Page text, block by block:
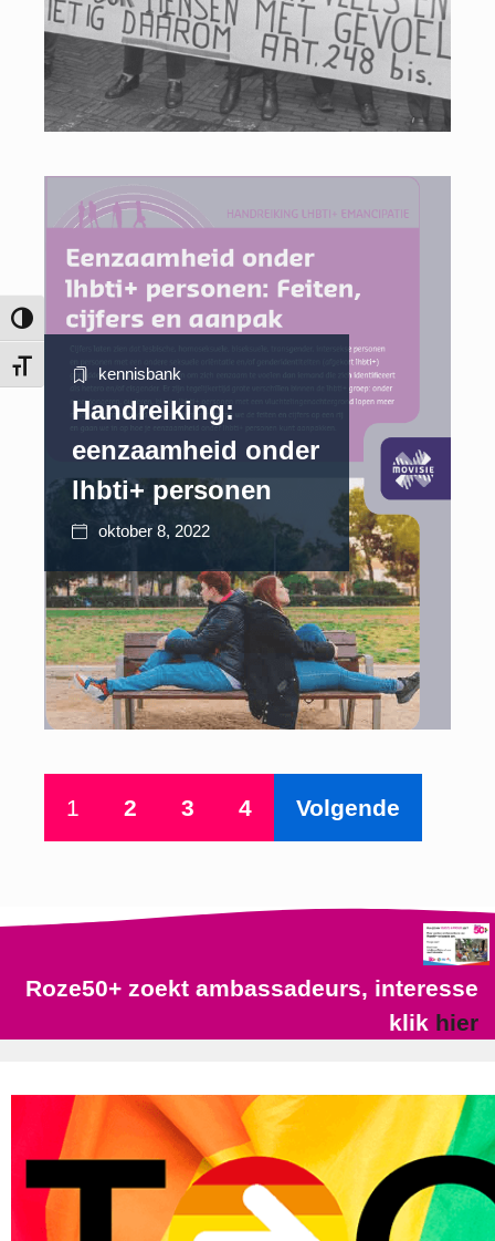
Keuze voor hoog contrast
Kies grootte van het lettertype
kennisbank
Handreiking:
eenzaamheid onder
lhbti+ personen
oktober 8, 2022
1 2 3 4 Volgende
Roze50+ zoekt ambassadeurs, interesse
klik hier